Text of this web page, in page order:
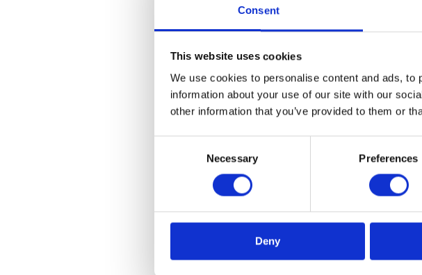
Consent
This website uses cookies
We use cookies to personalise content and ads,
information about your use of our site with our
other information that you’ve provided to them or
Necessary Preferences
Deny